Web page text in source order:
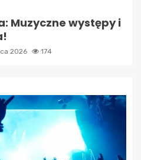
Muzyczne występy i
2026 174